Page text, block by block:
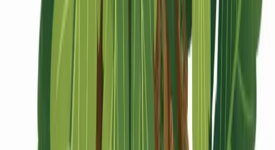
Cannabis Karte